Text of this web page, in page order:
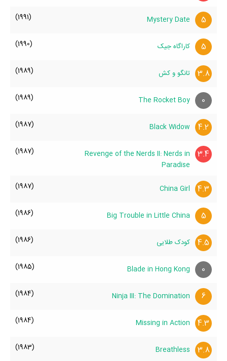
5
Mystery Date
(1991)
5 کاراگاه جیک (1990)
3.8 تانگو و کش (1989)
0
The Rocket Boy
(1989)
4.2
Black Widow
(1987)
3.4
Revenge of the Nerds II: Nerds in
Paradise
(1987)
4.3
China Girl
(1987)
5
Big Trouble in Little China
(1986)
4.5 کودک طلایی (1986)
0
Blade in Hong Kong
(1985)
6
Ninja III: The Domination
(1984)
4.3
Missing in Action
(1984)
3.8
Breathless
(1983)